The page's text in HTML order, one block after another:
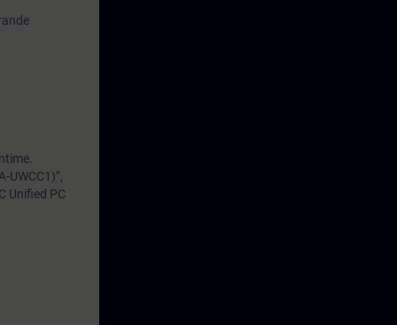
UWCC1)”,
Unified PC